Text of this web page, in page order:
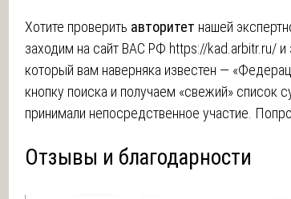
Хотите проверить авторитет нашей
заходим на сайт ВАС РФ https://kad.arbitr.ru/
который вам наверняка известен —
кнопку поиска и получаем «свежий» список
принимали непосредственное участие.
Отзывы и благодарности